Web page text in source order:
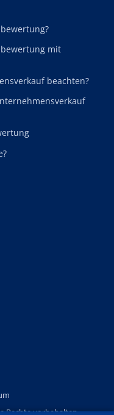
mit
beachten?
Rechte vorbehalten.